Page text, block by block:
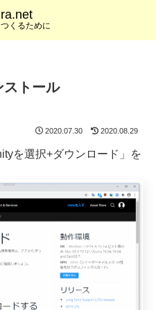
くるために
トール
2020.07.30 2020.08.29
を選択+ダウンロード」を